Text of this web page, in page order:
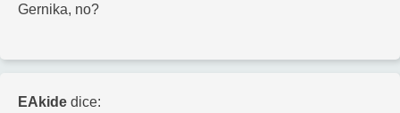
Gernika, no?
EAkide dice: